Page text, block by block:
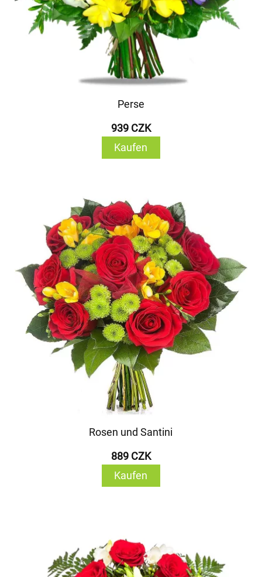
Perse
939 CZK
Kaufen
Rosen und Santini
889 CZK
Kaufen